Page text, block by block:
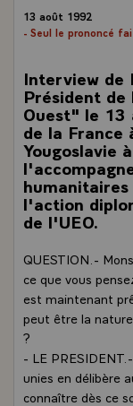
13 août 1992
- Seul le prononcé
Interview de
Président de
Ouest" le 13
de la
Yougoslavie
l'action
de l'UEO.
QUESTION.-
ce que vous
est maintenant
peut être la
?
- LE
unies en délibère
connaître dès ce